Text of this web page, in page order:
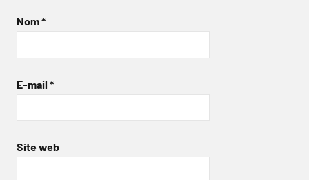
Nom*
E-mail *
Site web